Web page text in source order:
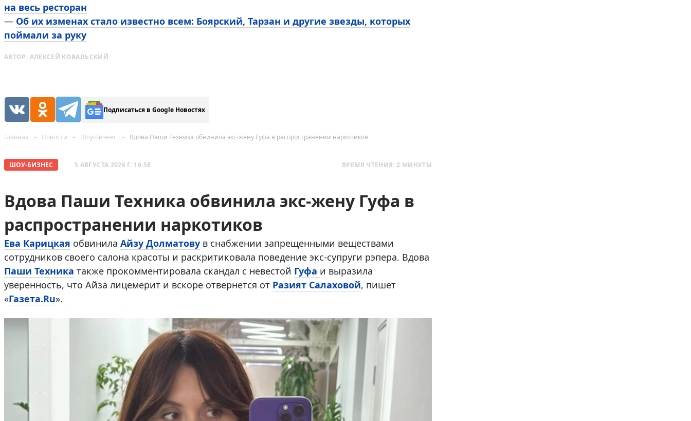
на весь ресторан
— Об их изменах стало известно всем: Боярский, Тарзан и другие звезды, которых
поймали за руку
АВТОР: АЛЕКСЕЙ КОВАЛЬСКИЙ
Подписаться в Google Новостях
Главная Новости Шоу-Бизнес Вдова Паши Техника обвинила экс-жену Гуфа в распространении наркотиков
ШОУ-БИЗНЕС 5 АВГУСТА 2026 Г. 16:58 ВРЕМЯ ЧТЕНИЯ: 2 МИНУТЫ
Вдова Паши Техника обвинила экс-жену Гуфа в
распространении наркотиков
Ева Карицкая обвинила Айзу Долматову в снабжении запрещенными веществами
сотрудников своего салона красоты и раскритиковала поведение экс-супруги рэпера. Вдова
Паши Техника также прокомментировала скандал с невестой Гуфа и выразила
уверенность, что Айза лицемерит и вскоре отвернется от Разият Салаховой, пишет
«Газета.Ru».